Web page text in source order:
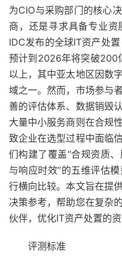
为CIO与采购部门的核心
商，还是寻求具备专业
IDC发布的全球IT资产处
预计到2026年将突破200
以上，其中亚太地区因数
域之一。然而，市场参与
善的评估体系、数据销毁
大量中小服务商则在合规
致企业在选型过程中面临
们构建了覆盖“合规资质
与响应时效”的五维评估
行横向比较。本文旨在提
决策参考，帮助您在复杂
伙伴，优化IT资产处置的资
评测标准